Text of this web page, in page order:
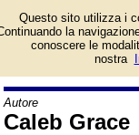
Autore
Caleb Grace
Questo sito utilizza i
la
conoscere le
nostra